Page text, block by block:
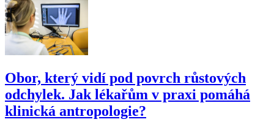
Obor, který vidí pod povrch růstových
odchylek. Jak lékařům v praxi pomáhá
klinická antropologie?